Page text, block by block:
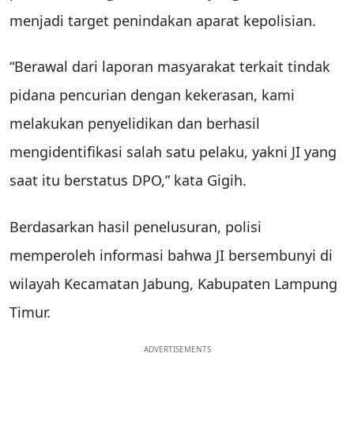
menjadi target penindakan aparat kepolisian.
“Berawal dari laporan masyarakat terkait tindak
pidana pencurian dengan kekerasan, kami
melakukan penyelidikan dan berhasil
mengidentifikasi salah satu pelaku, yakni JI yang
saat itu berstatus DPO,” kata Gigih.
Berdasarkan hasil penelusuran, polisi
memperoleh informasi bahwa JI bersembunyi di
wilayah Kecamatan Jabung, Kabupaten Lampung
Timur.
ADVERTISEMENTS